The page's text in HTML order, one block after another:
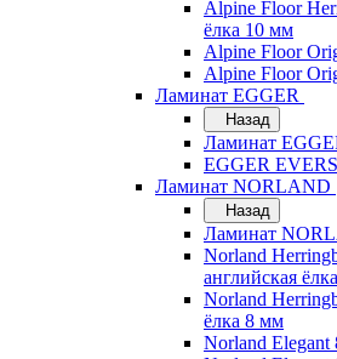
Alpine Floor
ёлка 10 мм
Alpine Floor
Alpine Floor
Ламинат EGGER
Назад
Ламинат
EGGER
Ламинат NORLAND
Назад
Ламинат
Norland
английская
Norland
ёлка 8 мм
Norland